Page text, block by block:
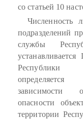
со статьей 10
Численность
подразделений
службы
устанавливается
зависимости
опасности
территории